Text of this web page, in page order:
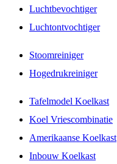
Luchtbevochtiger
Luchtontvochtiger
Stoomreiniger
Hogedrukreiniger
Tafelmodel Koelkast
Koel Vriescombinatie
Amerikaanse Koelkast
Inbouw Koelkast